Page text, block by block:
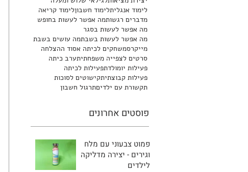
לימוד אנגליתלימוד חשבוןלימוד קריאה
מדברים רגשותמה אפשר לעשות בחופש
מה אפשר לעשות בסגר
מה אפשר לעשות בשבתמה עושים בשבת
מייקרסמשחקים לכיתה אסוד ההצלחה
סרטים לצפייה משפחתיתערב כיתה
פעילות יומולדתפעילות לכיתה
פעילות קבוצתיתקישוטים לסוכות
תקשורת עם ילדיםתרגול חשבון
פוסטים אחרונים
פמוט צבעוני עם מלח
וגירים - יצירה מדליקה
לילדים